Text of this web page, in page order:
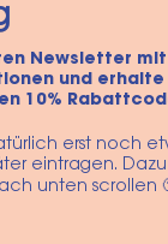
Newsletter
und erhalte
10%
erst noch
eintragen.
unten scrollen